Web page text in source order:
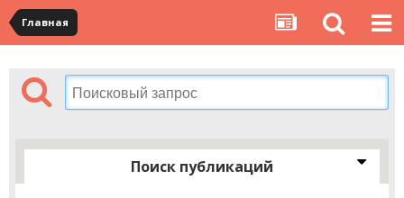
Главная
Поиск публикаций